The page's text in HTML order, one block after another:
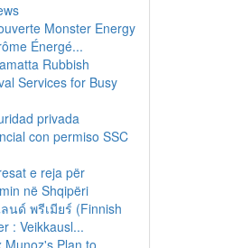
Monster Energy
Énergé...
Rubbish
Services for Busy
privada
con permiso SSC
e reja për
në Shqipëri
นด์ พรีเมียร์ (Finnish
: Veikkausl...
Munoz's Plan to